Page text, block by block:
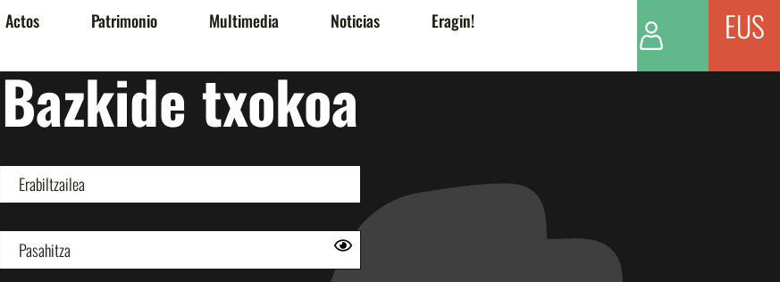
Actos Patrimonio Multimedia Noticias Eragin! EUS
Bazkide txokoa